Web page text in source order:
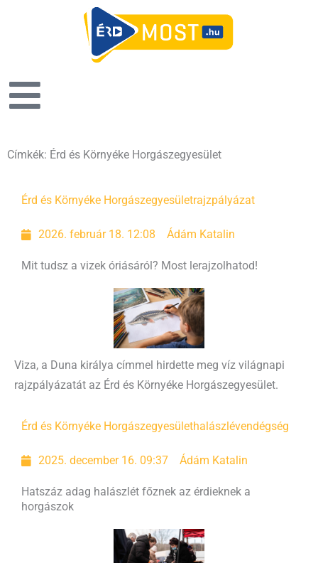
Címkék: Érd és Környéke Horgászegyesület
Érd és Környéke Horgászegyesületrajzpályázat
2026. február 18. 12:08 Ádám Katalin
Mit tudsz a vizek óriásáról? Most lerajzolhatod!
Viza, a Duna királya címmel hirdette meg víz világnapi
rajzpályázatát az Érd és Környéke Horgászegyesület.
Érd és Környéke Horgászegyesülethalászlévendégség
2025. december 16. 09:37 Ádám Katalin
Hatszáz adag halászlét főznek az érdieknek a
horgászok